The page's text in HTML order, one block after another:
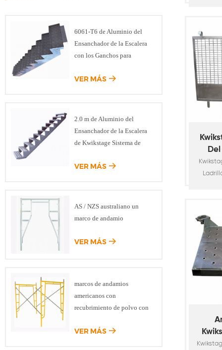
y
bahía
en
riel
de
6061-T6 de Aluminio del
Ensanchador de la Escalera
con los Ganchos para
Andamios
VER MÁS
2.0 m de Aluminio del
Ensanchador de la Escalera
de Kwikstage Sistema de
VER MÁS
AS / NZS australiano un
marco de andamio
VER MÁS
marcos de andamios
americanos con
recubrimiento de polvo con
VER MÁS